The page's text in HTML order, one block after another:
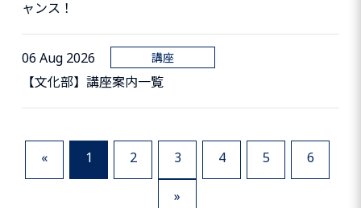
ャンス！
06 Aug 2026 講座
【文化部】講座案内一覧
« 1 2 3 4 5 6
»